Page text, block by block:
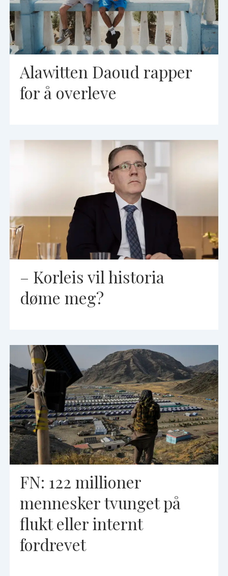
Alawitten Daoud rapper
for å overleve
– Korleis vil historia
døme meg?
FN: 122 millioner
mennesker tvunget på
flukt eller internt
fordrevet